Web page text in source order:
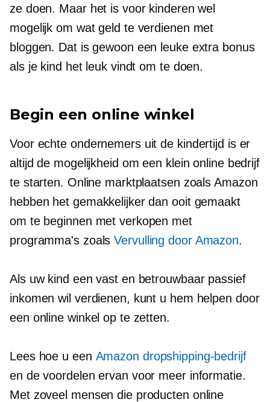
ze doen. Maar het is voor kinderen wel
mogelijk om wat geld te verdienen met
bloggen. Dat is gewoon een leuke extra bonus
als je kind het leuk vindt om te doen.
Begin een online winkel
Voor echte ondernemers uit de kindertijd is er
altijd de mogelijkheid om een ​​klein online bedrijf
te starten. Online marktplaatsen zoals Amazon
hebben het gemakkelijker dan ooit gemaakt
om te beginnen met verkopen met
programma's zoalsVervulling door Amazon.
Als uw kind een vast en betrouwbaar passief
inkomen wil verdienen, kunt u hem helpen door
een online winkel op te zetten.
Lees hoe u een Amazon dropshipping-bedrijf
en de voordelen ervan voor meer informatie.
Met zoveel mensen die producten online